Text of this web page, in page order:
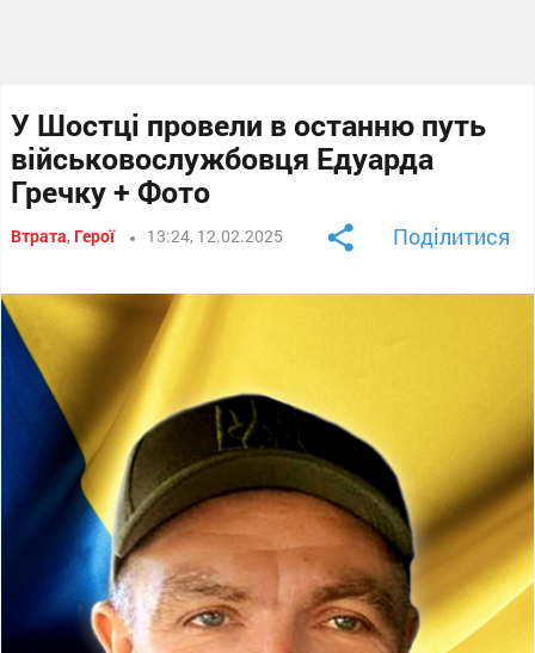
У Шостці провели в останню путь
військовослужбовця Едуарда
Гречку + Фото
Втрата, Герої 13:24, 12.02.2025 Поділитися